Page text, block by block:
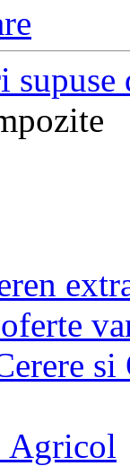
si
Agricol